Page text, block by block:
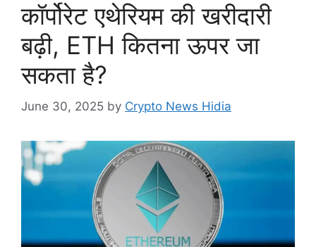
कॉर्पोरेट एथेरियम की खरीदारी
बढ़ी, ETH कितना ऊपर जा
सकता है?
June 30, 2025 by Crypto News Hidia